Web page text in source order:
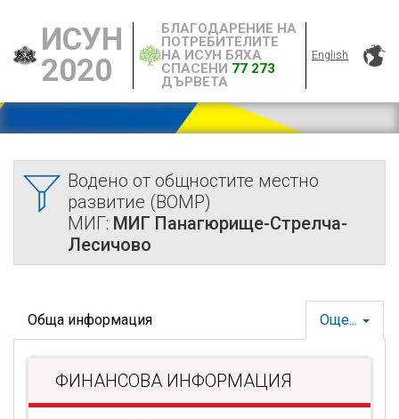
ИСУН
2020
БЛАГОДАРЕНИЕ НА
ПОТРЕБИТЕЛИТЕ
НА ИСУН БЯХА
СПАСЕНИ 77 273
ДЪРВЕТА
English
Водено от общностите местно
развитие (ВОМР)
МИГ: МИГ Панагюрище-Стрелча-
Лесичово
Още...
Обща информация
ФИНАНСОВА ИНФОРМАЦИЯ